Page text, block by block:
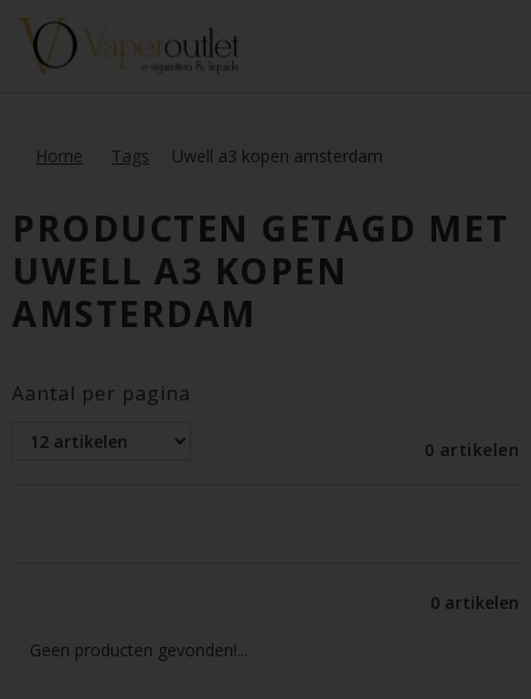
Home Tags Uwell a3 kopen amsterdam
PRODUCTEN GETAGD MET
UWELL A3 KOPEN
AMSTERDAM
Aantal per pagina
0 artikelen
0 artikelen
Geen producten gevonden!...